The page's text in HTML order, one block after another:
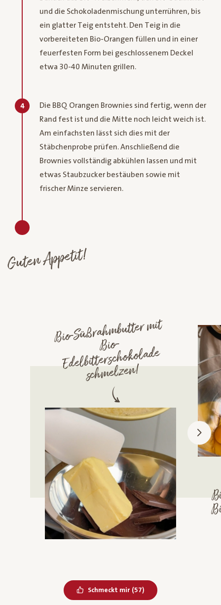
und die Schokoladenmischung unterrühren, bis
ein glatter Teig entsteht.​ Den Teig in die
vorbereiteten Bio-Orangen füllen und in einer
feuerfesten Form bei geschlossenem Deckel
etwa 30-40 Minuten grillen. ​
4
Die BBQ Orangen Brownies sind fertig, wenn der
Rand fest ist und die Mitte noch leicht weich ist.
Am einfachsten lässt sich dies mit der
Stäbchenprobe prüfen. Anschließend die
Brownies vollständig abkühlen lassen und mit
etwas Staubzucker bestäuben sowie mit
frischer Minze servieren.
Guten Appetit!
Bio-Süßrah
mbutter
mit
Bio-
Edelbitterschokolade
sch
melzen!
Schmeckt mir Bereits geliked
(57)